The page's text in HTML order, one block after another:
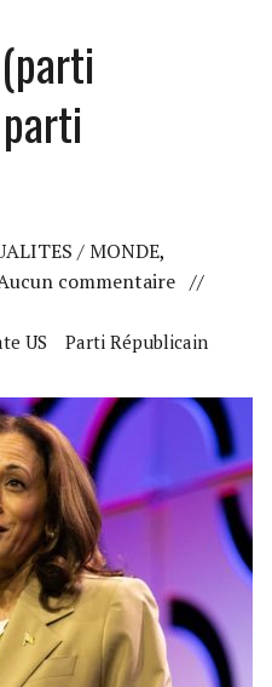
/ MONDE,
commentaire //
US
Parti Républicain